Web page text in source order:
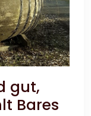
gut,
Bares